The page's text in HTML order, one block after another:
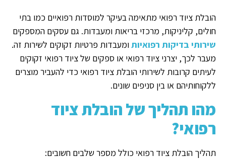
הובלת ציוד רפואי מתאימה בעיקר למוסדות רפואיים כמו בתי
חולים, קליניקות, מרכזי בריאות ומעבדות. גם עסקים המספקים
שירותי בדיקות רפואיותומעבדות פרטיות זקוקים לשירות זה.
מעבר לכך, יצרני ציוד רפואי או ספקים של ציוד רפואי זקוקים
לעיתים קרובות לשירותי הובלת ציוד רפואי כדי להעביר מוצרים
ללקוחותיהם או בין סניפים שונים.
מהו תהליך של הובלת ציוד
רפואי?
תהליך הובלת ציוד רפואי כולל מספר שלבים חשובים: